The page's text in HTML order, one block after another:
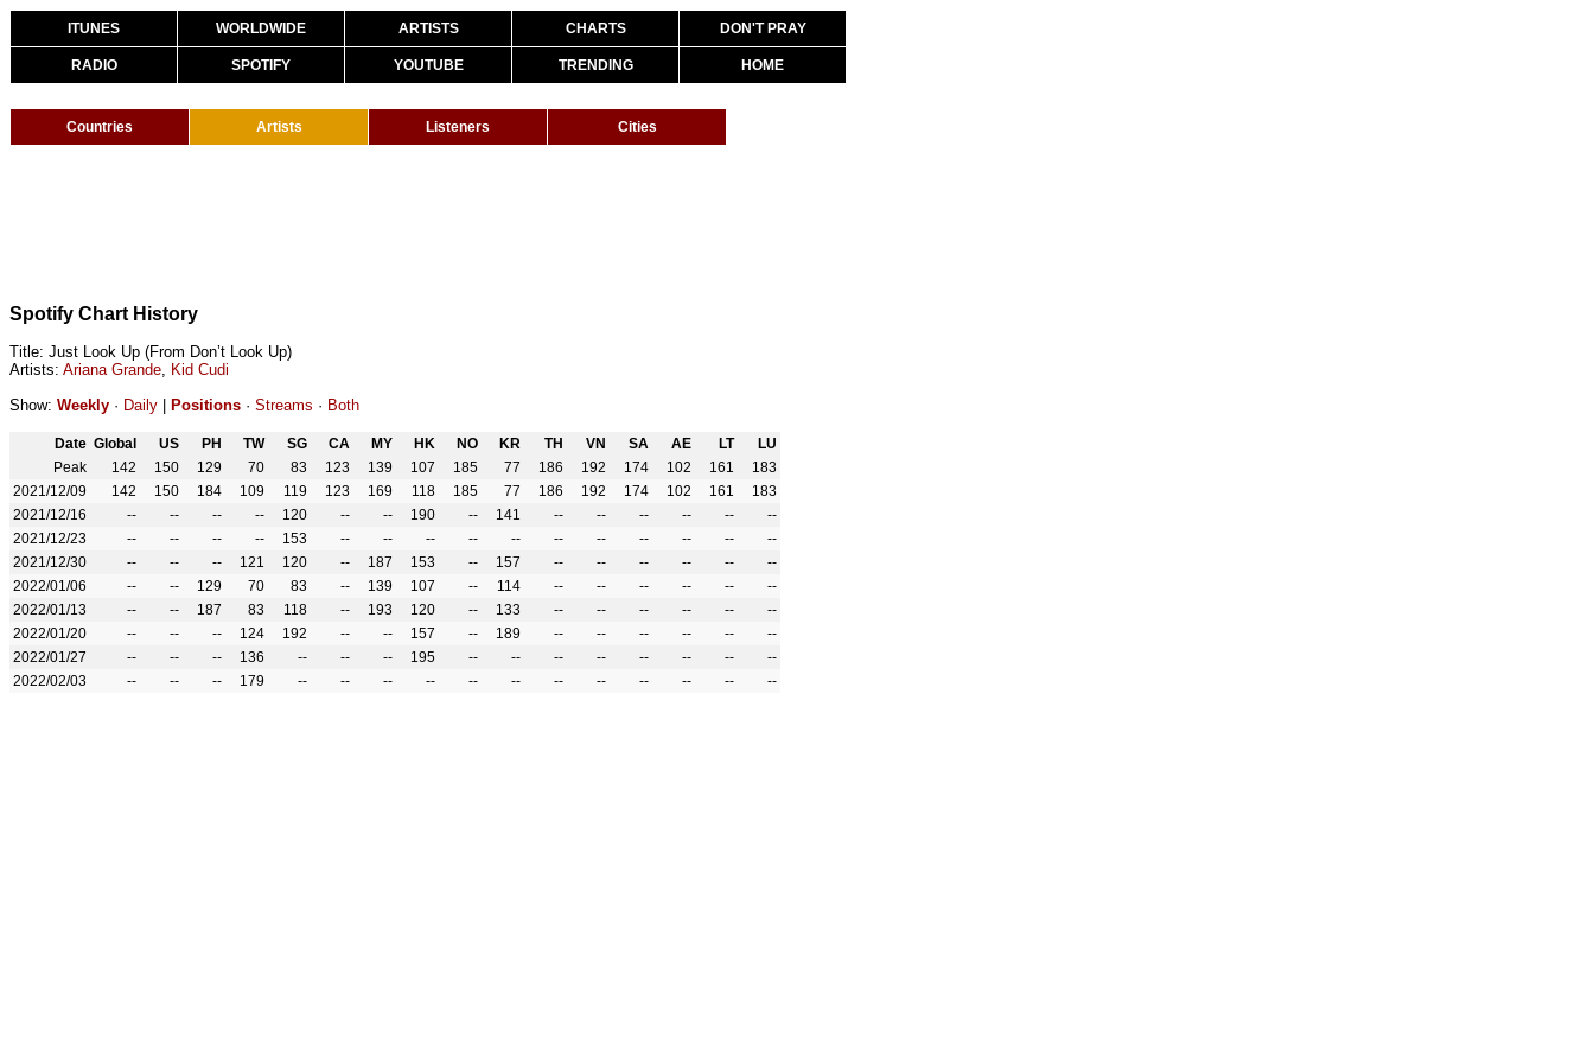
ITUNES WORLDWIDE ARTISTS CHARTS DON'T PRAY
RADIO SPOTIFY YOUTUBE TRENDING HOME
Countries Artists Listeners Cities
Spotify Chart History
Title: Just Look Up (From Don’t Look Up)
Artists: Ariana Grande, Kid Cudi
Show: Weekly · Daily Positions · Streams · Both
Date Global US PH TW SG CA MY HK NO KR TH VN SA AE LT
LU
Peak
142 150 129 70 83 123 139 107 185 77 186 192 174 102 161
183
2021/12/09
142 150 184 109 119 123 169 118 185 77 186 192 174 102 161
183
2021/12/16
-- -- -- -- 120 -- -- 190 -- 141 -- -- -- -- --
--
2021/12/23
-- -- -- -- 153 -- -- -- -- -- -- -- -- -- --
--
2021/12/30
-- -- -- 121 120 -- 187 153 -- 157 -- -- -- -- --
--
2022/01/06
-- -- 129 70 83 -- 139 107 -- 114 -- -- -- -- --
--
2022/01/13
-- -- 187 83 118 -- 193 120 -- 133 -- -- -- -- --
--
2022/01/20
-- -- -- 124 192 -- -- 157 -- 189 -- -- -- -- --
--
2022/01/27
-- -- -- 136 -- -- -- 195 -- -- -- -- -- -- --
--
2022/02/03
-- -- -- 179 -- -- -- -- -- -- -- -- -- -- -- --